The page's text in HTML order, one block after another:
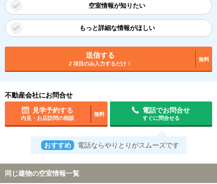
空室情報が知りたい
もっと詳細な情報がほしい
送信する
2 項目のみ入力するだけ！
無料
不動産会社にお問合せ
見学予約する
内見・お店訪問の相談
無料
電話でお問合せ
すぐに問合せる
おすすめ 電話ならやりとりがスムーズです
同じ建物の空室情報一覧